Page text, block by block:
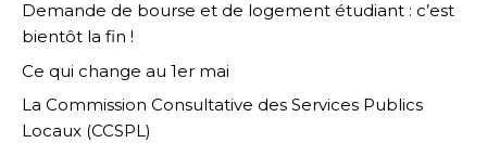
Demande de bourse et de logement étudiant : c’est
bientôt la fin !
Ce qui change au 1er mai
La Commission Consultative des Services Publics
Locaux (CCSPL)